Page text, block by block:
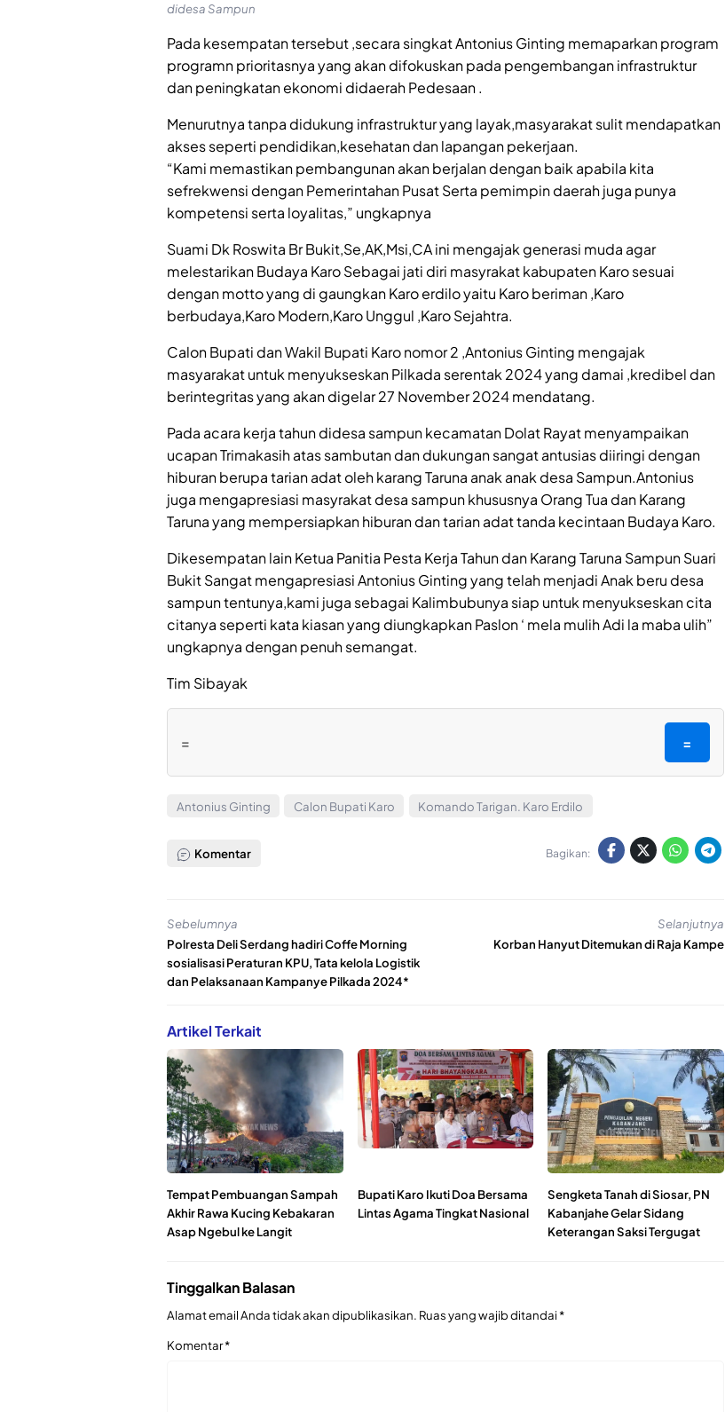
didesa Sampun
Pada kesempatan tersebut ,secara singkat Antonius Ginting memaparkan program
programn prioritasnya yang akan difokuskan pada pengembangan infrastruktur
dan peningkatan ekonomi didaerah Pedesaan .
Menurutnya tanpa didukung infrastruktur yang layak,masyarakat sulit mendapatkan
akses seperti pendidikan,kesehatan dan lapangan pekerjaan.
“Kami memastikan pembangunan akan berjalan dengan baik apabila kita
sefrekwensi dengan Pemerintahan Pusat Serta pemimpin daerah juga punya
kompetensi serta loyalitas,” ungkapnya
Suami Dk Roswita Br Bukit,Se,AK,Msi,CA ini mengajak generasi muda agar
melestarikan Budaya Karo Sebagai jati diri masyrakat kabupaten Karo sesuai
dengan motto yang di gaungkan Karo erdilo yaitu Karo beriman ,Karo
berbudaya,Karo Modern,Karo Unggul ,Karo Sejahtra.
Calon Bupati dan Wakil Bupati Karo nomor 2 ,Antonius Ginting mengajak
masyarakat untuk menyukseskan Pilkada serentak 2024 yang damai ,kredibel dan
berintegritas yang akan digelar 27 November 2024 mendatang.
Pada acara kerja tahun didesa sampun kecamatan Dolat Rayat menyampaikan
ucapan Trimakasih atas sambutan dan dukungan sangat antusias diiringi dengan
hiburan berupa tarian adat oleh karang Taruna anak anak desa Sampun.Antonius
juga mengapresiasi masyrakat desa sampun khususnya Orang Tua dan Karang
Taruna yang mempersiapkan hiburan dan tarian adat tanda kecintaan Budaya Karo.
Dikesempatan lain Ketua Panitia Pesta Kerja Tahun dan Karang Taruna Sampun Suari
Bukit Sangat mengapresiasi Antonius Ginting yang telah menjadi Anak beru desa
sampun tentunya,kami juga sebagai Kalimbubunya siap untuk menyukseskan cita
citanya seperti kata kiasan yang diungkapkan Paslon ‘ mela mulih Adi la maba ulih”
ungkapnya dengan penuh semangat.
Tim Sibayak
= =
Antonius Ginting Calon Bupati Karo Komando Tarigan. Karo Erdilo
Komentar Bagikan:
Sebelumnya
Polresta Deli Serdang hadiri Coffe Morning
sosialisasi Peraturan KPU, Tata kelola Logistik
dan Pelaksanaan Kampanye Pilkada 2024*
Selanjutnya
Korban Hanyut Ditemukan di Raja Kampe
Artikel Terkait
Tempat Pembuangan Sampah
Akhir Rawa Kucing Kebakaran
Asap Ngebul ke Langit
Bupati Karo Ikuti Doa Bersama
Lintas Agama Tingkat Nasional
Sengketa Tanah di Siosar, PN
Kabanjahe Gelar Sidang
Keterangan Saksi Tergugat
Tinggalkan Balasan
Alamat email Anda tidak akan dipublikasikan. Ruas yang wajib ditandai*
Komentar*